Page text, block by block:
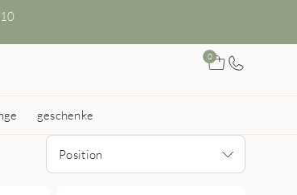
0
geschenke
Position